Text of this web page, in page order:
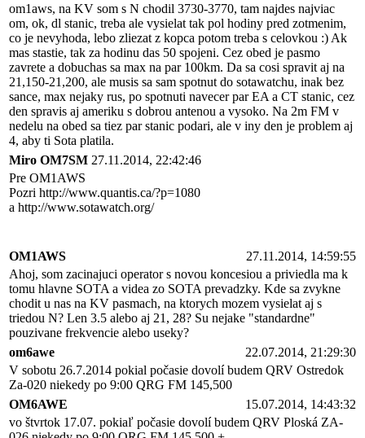
om1aws, na KV som s N chodil 3730-3770, tam najdes najviac
om, ok, dl stanic, treba ale vysielat tak pol hodiny pred zotmenim,
co je nevyhoda, lebo zliezat z kopca potom treba s celovkou :) Ak
mas stastie, tak za hodinu das 50 spojeni. Cez obed je pasmo
zavrete a dobuchas sa max na par 100km. Da sa cosi spravit aj na
21,150-21,200, ale musis sa sam spotnut do sotawatchu, inak bez
sance, max nejaky rus, po spotnuti navecer par EA a CT stanic, cez
den spravis aj ameriku s dobrou antenou a vysoko. Na 2m FM v
nedelu na obed sa tiez par stanic podari, ale v iny den je problem aj
4, aby ti Sota platila.
Miro OM7SM 27.11.2014, 22:42:46
Pre OM1AWS
Pozri http://www.quantis.ca/?p=1080
a http://www.sotawatch.org/
OM1AWS
27.11.2014, 14:59:55
Ahoj, som zacinajuci operator s novou koncesiou a priviedla ma k
tomu hlavne SOTA a videa zo SOTA prevadzky. Kde sa zvykne
chodit u nas na KV pasmach, na ktorych mozem vysielat aj s
triedou N? Len 3.5 alebo aj 21, 28? Su nejake "standardne"
pouzivane frekvencie alebo useky?
om6awe
22.07.2014, 21:29:30
V sobotu 26.7.2014 pokial počasie dovolí budem QRV Ostredok
Za-020 niekedy po 9:00 QRG FM 145,500
OM6AWE
15.07.2014, 14:43:32
vo štvrtok 17.07. pokiaľ počasie dovolí budem QRV Ploská ZA-